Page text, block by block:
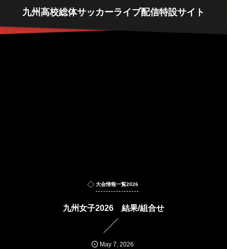
九州高校総体サッカーライブ配信特設サイト
大会情報一覧2026
九州女子2026 結果/組合せ
May 7 2026